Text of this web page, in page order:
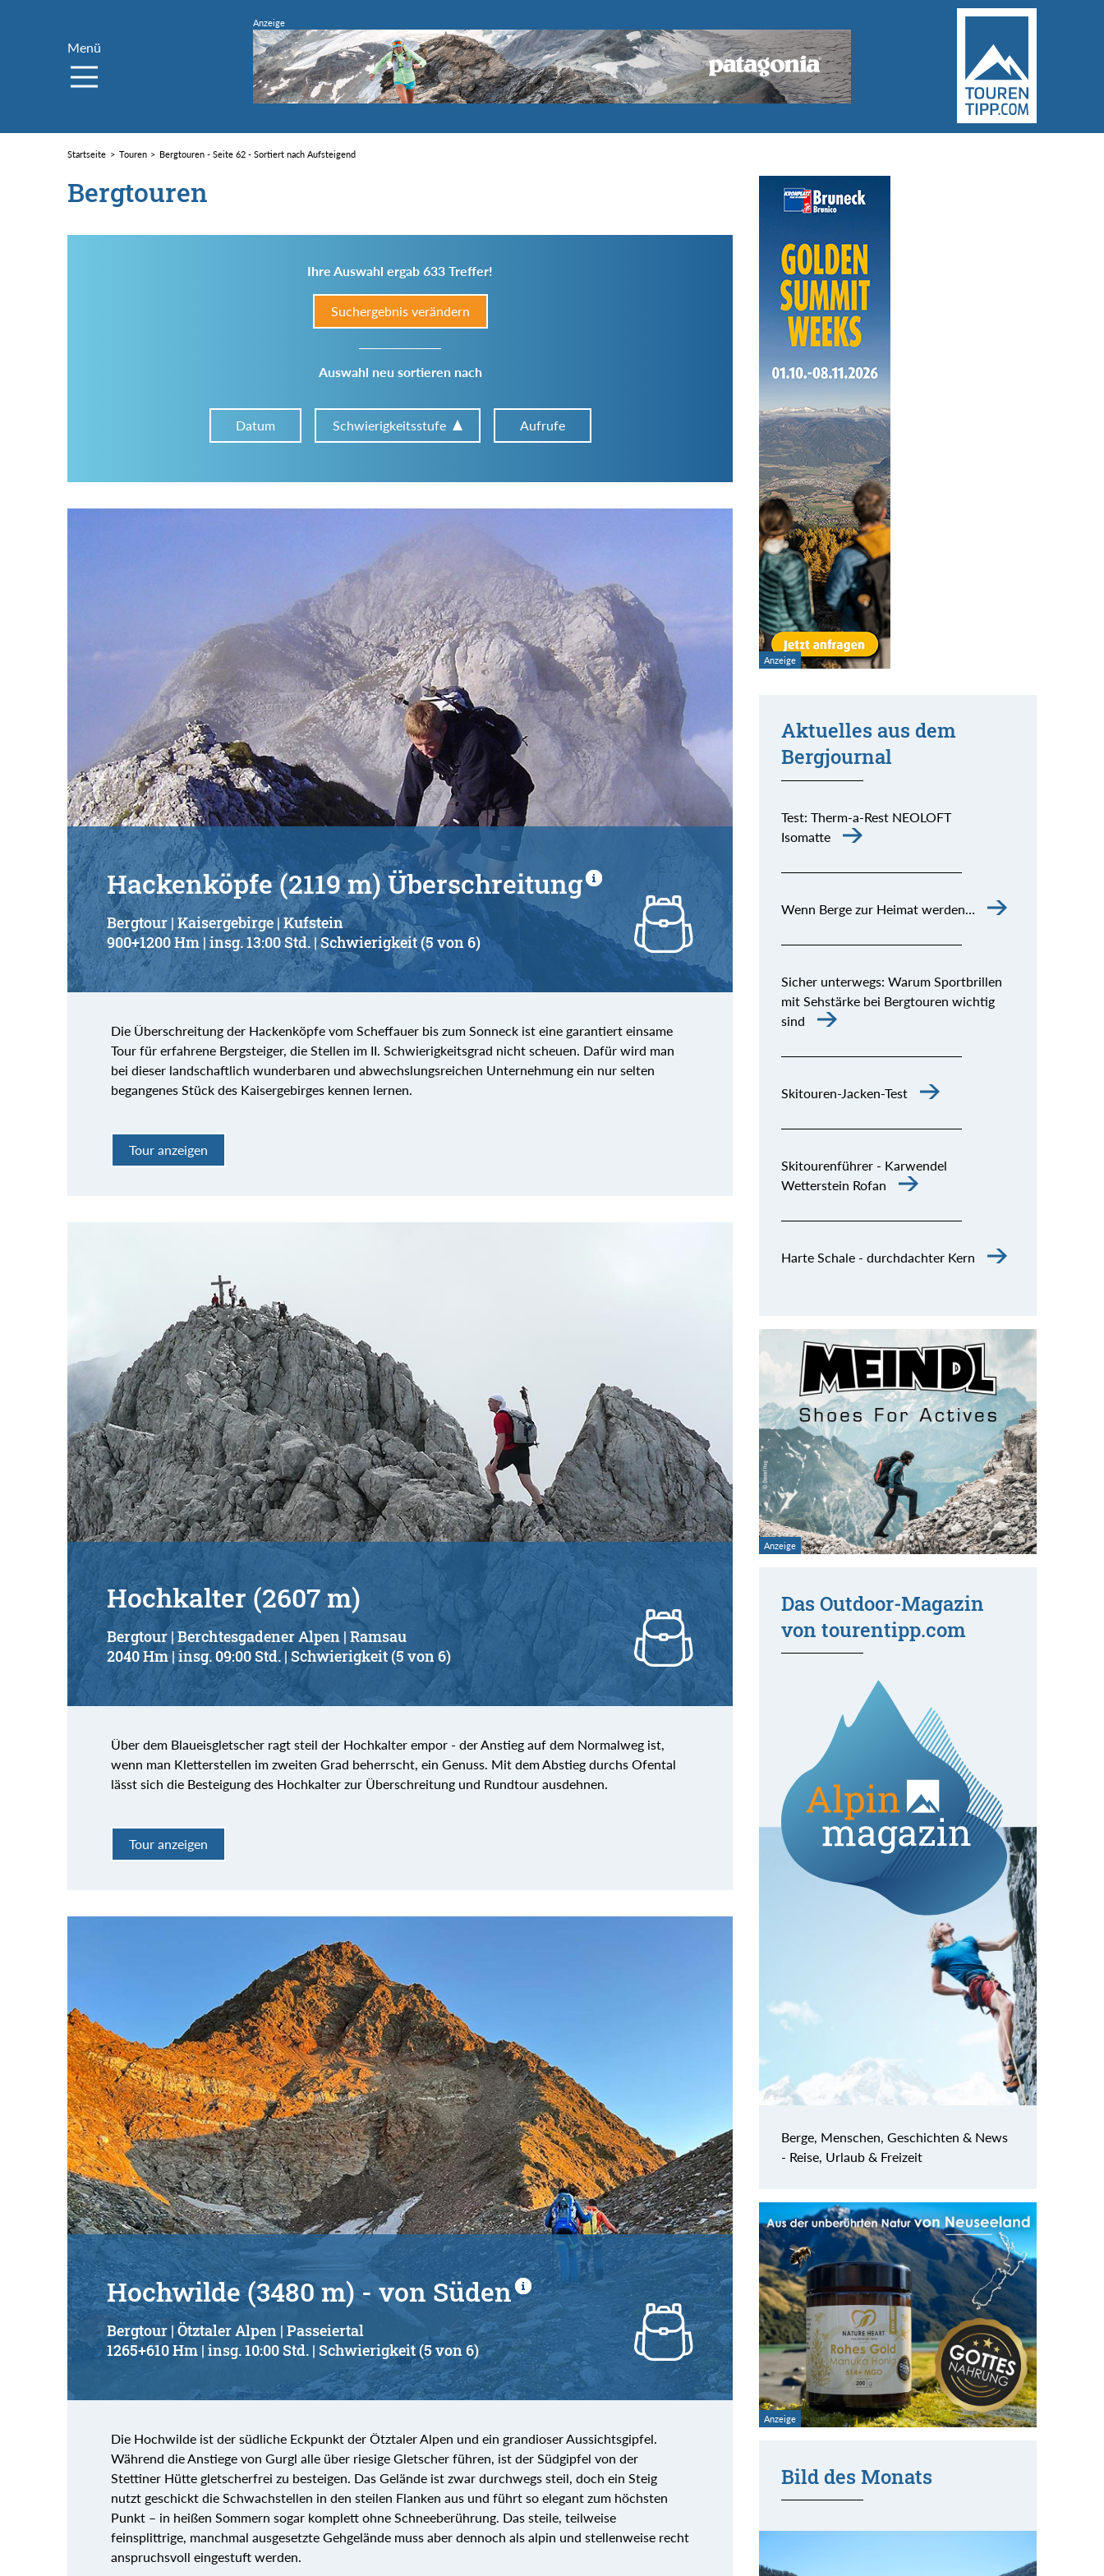
Menü
Startseite Touren Bergtouren - Seite 62 - Sortiert nach Aufsteigend
Bergtouren
Ihre Auswahl ergab 633 Treffer!
Suchergebnis verändern
Auswahl neu sortieren nach
Datum Schwierigkeitsstufe Aufrufe
Gebirge:
Art der Tour:
Schwierigkeitsgrad:
von
bis
Kondition (Tourdauer):
von
bis
Suchbegriff:
Hackenköpfe (2119 m) Überschreitung
Bergtour | Kaisergebirge | Kufstein
900+1200 Hm | insg. 13:00 Std. | Schwierigkeit (5 von 6)
Die Überschreitung der Hackenköpfe vom Scheffauer bis zum Sonneck ist eine garantiert einsame
Tour für erfahrene Bergsteiger, die Stellen im II. Schwierigkeitsgrad nicht scheuen. Dafür wird man
bei dieser landschaftlich wunderbaren und abwechslungsreichen Unternehmung ein nur selten
begangenes Stück des Kaisergebirges kennen lernen.
Tour anzeigen
Hochkalter (2607 m)
Bergtour | Berchtesgadener Alpen | Ramsau
2040 Hm | insg. 09:00 Std. | Schwierigkeit (5 von 6)
Über dem Blaueisgletscher ragt steil der Hochkalter empor - der Anstieg auf dem Normalweg ist,
wenn man Kletterstellen im zweiten Grad beherrscht, ein Genuss. Mit dem Abstieg durchs Ofental
lässt sich die Besteigung des Hochkalter zur Überschreitung und Rundtour ausdehnen.
Tour anzeigen
Hochwilde (3480 m) - von Süden
Bergtour | Ötztaler Alpen | Passeiertal
1265+610 Hm | insg. 10:00 Std. | Schwierigkeit (5 von 6)
Die Hochwilde ist der südliche Eckpunkt der Ötztaler Alpen und ein grandioser Aussichtsgipfel.
Während die Anstiege von Gurgl alle über riesige Gletscher führen, ist der Südgipfel von der
Stettiner Hütte gletscherfrei zu besteigen. Das Gelände ist zwar durchwegs steil, doch ein Steig
nutzt geschickt die Schwachstellen in den steilen Flanken aus und führt so elegant zum höchsten
Punkt – in heißen Sommern sogar komplett ohne Schneeberührung. Das steile, teilweise
feinsplittrige, manchmal ausgesetzte Gehgelände muss aber dennoch als alpin und stellenweise recht
anspruchsvoll eingestuft werden.
Aktuelles aus dem
Bergjournal
Test: Therm-a-Rest NEOLOFT
Isomatte
Wenn Berge zur Heimat werden…
Sicher unterwegs: Warum Sportbrillen
mit Sehstärke bei Bergtouren wichtig
sind
Skitouren-Jacken-Test
Skitourenführer - Karwendel
Wetterstein Rofan
Harte Schale - durchdachter Kern
Das Outdoor-Magazin
von tourentipp.com
Berge, Menschen, Geschichten & News
- Reise, Urlaub & Freizeit
Bild des Monats